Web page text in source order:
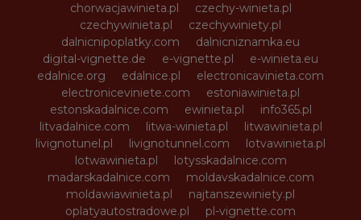
chorwacjawinieta.pl
czechy-winieta.pl
czechywinieta.pl
czechywiniety.pl
dalnicnipoplatky.com
dalnicniznamka.eu
digital-vignette.de
e-vignette.pl
e-winieta.eu
edalnice.org
edalnice.pl
electronicavinieta.com
electroniceviniete.com
estoniawinieta.pl
estonskadalnice.com
ewinieta.pl
info365.pl
litvadalnice.com
litwa-winieta.pl
litwawinieta.pl
livignotunel.pl
livignotunnel.com
lotvawinieta.pl
lotwawinieta.pl
lotysskadalnice.com
madarskadalnice.com
moldavskadalnice.com
moldawiawinieta.pl
najtanszewiniety.pl
oplatyautostradowe.pl
pl-vignette.com